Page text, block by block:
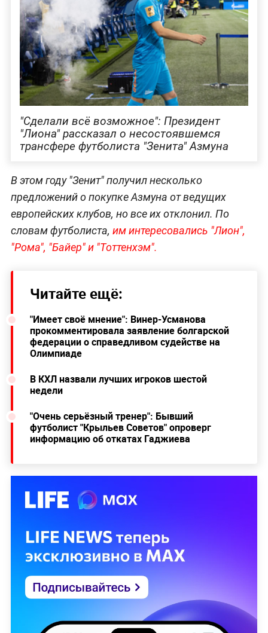
"Сделали всё возможное": Президент
"Лиона" рассказал о несостоявшемся
трансфере футболиста "Зенита" Азмуна
В этом году "Зенит" получил несколько
предложений о покупке Азмуна от ведущих
европейских клубов, но все их отклонил. По
словам футболиста, им интересовались "Лион",
"Рома", "Байер" и "Тоттенхэм".
Читайте ещё:
"Имеет своё мнение": Винер-Усманова
прокомментировала заявление болгарской
федерации о справедливом судействе на
Олимпиаде
В КХЛ назвали лучших игроков шестой
недели
"Очень серьёзный тренер": Бывший
футболист "Крыльев Советов" опроверг
информацию об откатах Гаджиева